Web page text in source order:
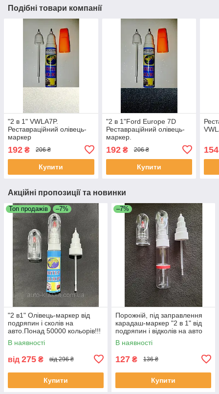
Подібні товари компанії
"2 в 1" VWLA7P.
Реставраційний олівець-
маркер
192 ₴ 206 ₴
Купити
"2 в 1"Ford Europe 7D
Реставраційний олівець-
маркер.
192₴ 206 ₴
Купити
154
Акційні пропозиції та новинки
Топ продажів –7%
"2 в1" Олівець-маркер від
подряпин і сколів на
авто.Понад 50000 кольорів!!!
В наявності
від 275 ₴ від 296 ₴
Купити
–7%
Порожній, під заправлення
карадаш-маркер "2 в 1" від
подряпин і відколів на авто
20 мл.
В наявності
127 ₴ 136 ₴
Купити